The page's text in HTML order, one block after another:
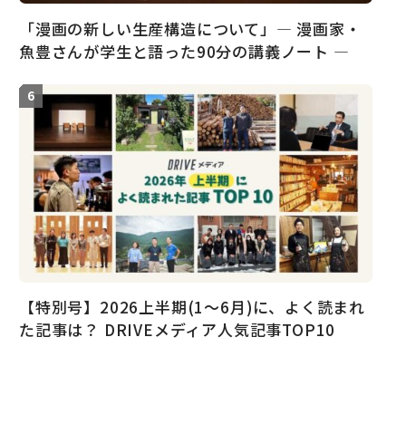
「漫画の新しい生産構造について」― 漫画家・
魚豊さんが学生と語った90分の講義ノート ―
【特別号】2026上半期(1〜6月)に、よく読まれ
た記事は？ DRIVEメディア人気記事TOP10